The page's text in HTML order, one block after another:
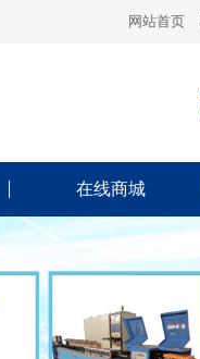
网站首页
在线商城